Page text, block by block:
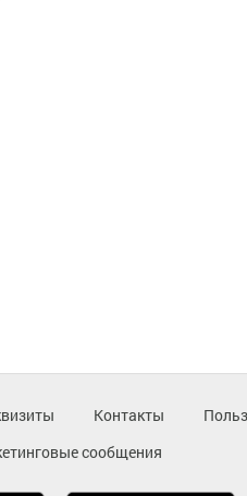
Контакты
сообщения